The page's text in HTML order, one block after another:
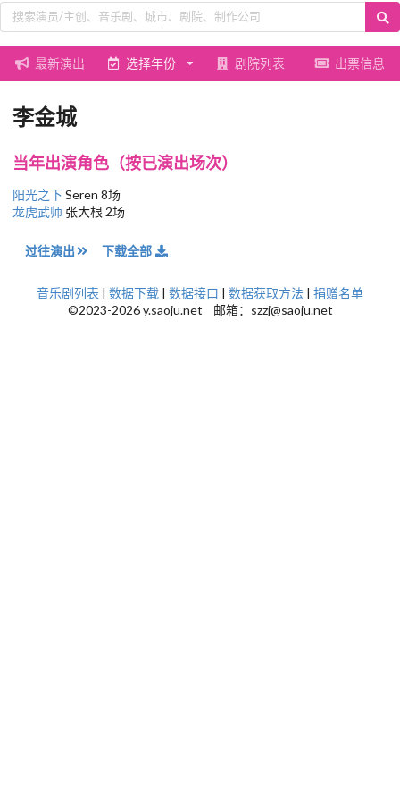
最新演出 选择年份 剧院列表 出票信息
李金城
当年出演角色（按已演出场次）
阳光之下Seren 8场
龙虎武师 张大根 2场
过往演出 下载全部
音乐剧列表 | 数据下载 | 数据接口 | 数据获取方法 | 捐赠名单
©2023-2026 y.saoju.net 邮箱：szzj@saoju.net